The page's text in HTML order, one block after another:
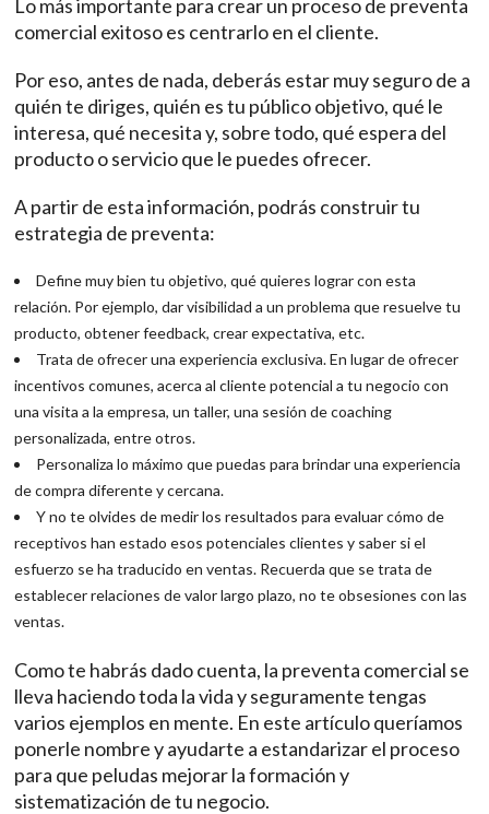
Lo más importante para crear un proceso de preventa
comercial exitoso es centrarlo en el cliente.
Por eso, antes de nada, deberás estar muy seguro de a
quién te diriges, quién es tu público objetivo, qué le
interesa, qué necesita y, sobre todo, qué espera del
producto o servicio que le puedes ofrecer.
A partir de esta información, podrás construir tu
estrategia de preventa:
Define muy bien tu objetivo, qué quieres lograr con esta
relación. Por ejemplo, dar visibilidad a un problema que resuelve tu
producto, obtener feedback, crear expectativa, etc.
Trata de ofrecer una experiencia exclusiva. En lugar de ofrecer
incentivos comunes, acerca al cliente potencial a tu negocio con
una visita a la empresa, un taller, una sesión de coaching
personalizada, entre otros.
Personaliza lo máximo que puedas para brindar una experiencia
de compra diferente y cercana.
Y no te olvides de medir los resultados para evaluar cómo de
receptivos han estado esos potenciales clientes y saber si el
esfuerzo se ha traducido en ventas. Recuerda que se trata de
establecer relaciones de valor largo plazo, no te obsesiones con las
ventas.
Como te habrás dado cuenta, la preventa comercial se
lleva haciendo toda la vida y seguramente tengas
varios ejemplos en mente. En este artículo queríamos
ponerle nombre y ayudarte a estandarizar el proceso
para que peludas mejorar la formación y
sistematización de tu negocio.